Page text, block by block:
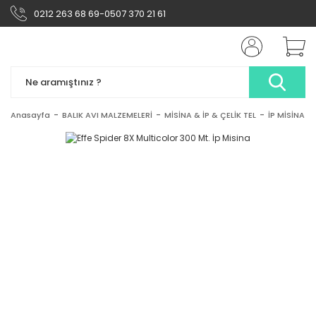
0212 263 68 69-0507 370 21 61
Anasayfa BALIK AVI MALZEMELERİ MİSİNA & İP & ÇELİK TEL İP MİSİNA